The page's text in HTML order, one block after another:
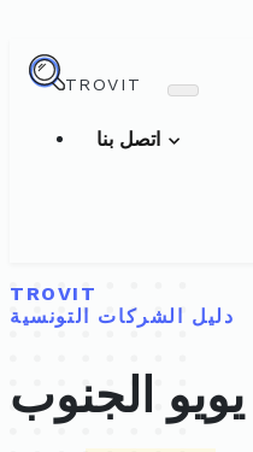
TROVIT
TROVIT
دليل الشركات التونسية
يويو الجنوب